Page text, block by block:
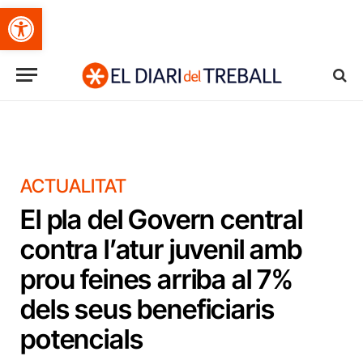
Obre la barra d'eines
ACTUALITAT
El pla del Govern central
contra l’atur juvenil amb
prou feines arriba al 7%
dels seus beneficiaris
potencials